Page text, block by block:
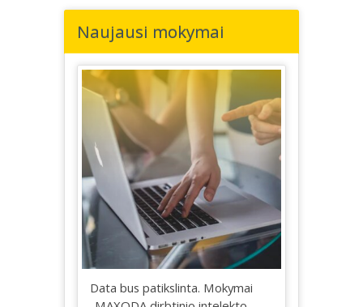
Naujausi mokymai
Data bus patikslinta. Mokymai